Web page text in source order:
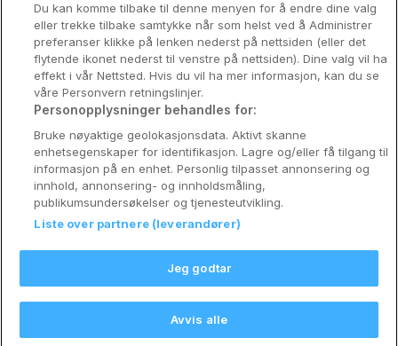
Konkurranse
Koselig avbrekk
Velvære i var
Premiumhotell
Venninnetur
Reservasjonsspørsmål:
Hotellsupport:scandinavian@digibreaks.com
Du kan komme tilbake til denne menyen for å endre dine valg
eller trekke tilbake samtykke når som helst ved å Administrer
preferanser klikke på lenken nederst på nettsiden (eller det
flytende ikonet nederst til venstre på nettsiden). Dine valg vil ha
effekt i vår Nettsted. Hvis du vil ha mer informasjon, kan du se
våre Personvern retningslinjer.
Personopplysninger behandles for:
Bruke nøyaktige geolokasjonsdata. Aktivt skanne
enhetsegenskaper for identifikasjon. Lagre og/eller få tilgang til
informasjon på en enhet. Personlig tilpasset annonsering og
innhold, annonsering- og innholdsmåling,
publikumsundersøkelser og tjenesteutvikling.
Liste over partnere (leverandører)
Jeg godtar
Avvis alle